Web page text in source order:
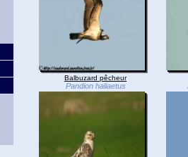
Balbuzard pêcheur
Pandion haliaetus